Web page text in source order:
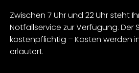
Zwischen 7 Uhr und 22 Uhr steht
Notfallservice zur Verfügung. Der
kostenpflichtig – Kosten werden
erläutert.